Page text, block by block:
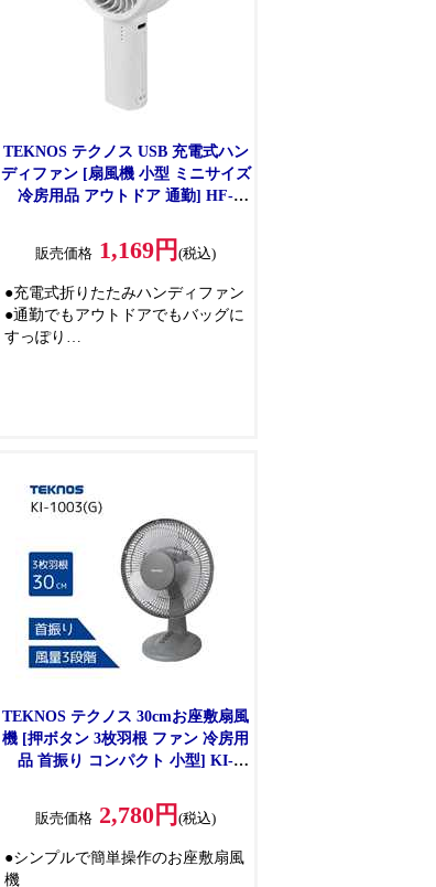
TEKNOS テクノス USB 充電式ハン
ディファン [扇風機 小型 ミニサイズ
冷房用品 アウトドア 通勤] HF-
販売価格 1,169円(税込)
●充電式折りたたみハンディファン
●通勤でもアウトドアでもバッグに
すっぽり
TEKNOS テクノス 30cmお座敷扇風
機 [押ボタン 3枚羽根 ファン 冷房用
品 首振り コンパクト 小型] KI-
販売価格 2,780円(税込)
●シンプルで簡単操作のお座敷扇風
機